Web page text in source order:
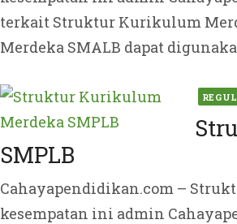
terkait Struktur Kurikulum
Merdeka SMALB dapat
Posted
on
SMPLB
Cahayapendidikan.com –
kesempatan ini admin